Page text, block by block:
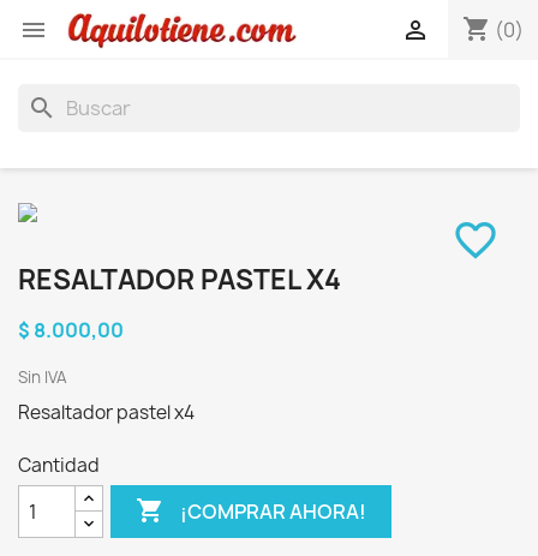
 shopping_cart (0)

search
favorite_border
RESALTADOR PASTEL X4
$ 8.000,00
Sin IVA
Resaltador pastel x4
Cantidad
 ¡COMPRAR AHORA!